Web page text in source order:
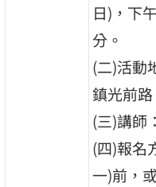
日)，下
分。
(二)活動
鎮光前路
(三)講師
(四)報名
一)前，